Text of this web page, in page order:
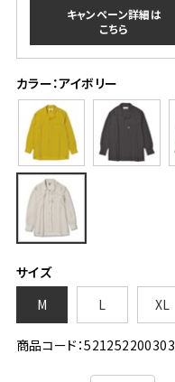
キャンペーン詳細は
こちら
カラー：アイボリー
サイズ
M
L XL
商品コード：521252200303